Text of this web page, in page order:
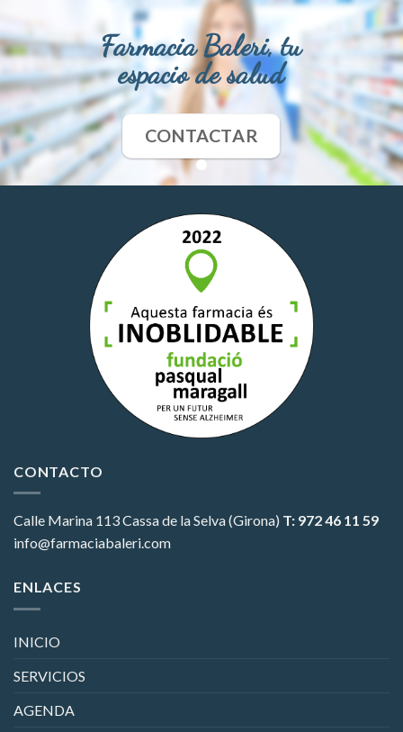
Farmacia Baleri, tu
espacio de salud
CONTACTAR
CONTACTO
Calle Marina 113Cassa de la Selva (Girona) T: 972 46 11 59
info@farmaciabaleri.com
ENLACES
INICIO
SERVICIOS
AGENDA